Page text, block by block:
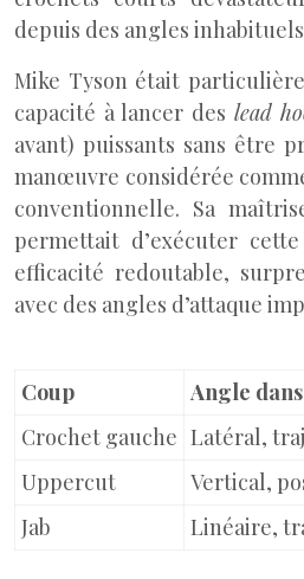
depuis des angles
Mike Tyson était
capacité à lancer des lead
avant) puissants sans être
manœuvre considérée
conventionnelle. Sa
permettait d’exécuter
efficacité redoutable,
avec des angles d’attaque
Coup
Angle
Crochet gauche Latéral,
Uppercut
Vertical,
Jab
Linéaire,